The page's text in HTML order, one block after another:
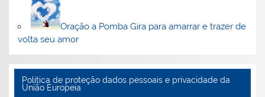
Oração a Pomba Gira para amarrar e trazer de
volta seu amor
Politica de proteção dados pessoais e privacidade da
União Europeia